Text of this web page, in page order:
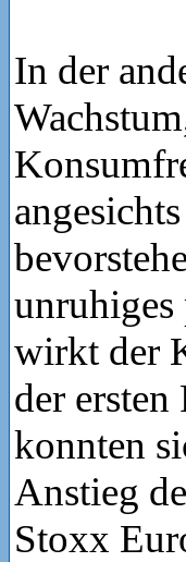
In der
wirkt der
der
konnten
Anstieg
Stoxx